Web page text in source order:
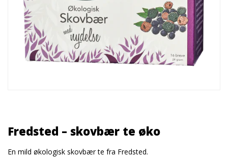
Fredsted – skovbær te øko
En mild økologisk skovbær te fra Fredsted.